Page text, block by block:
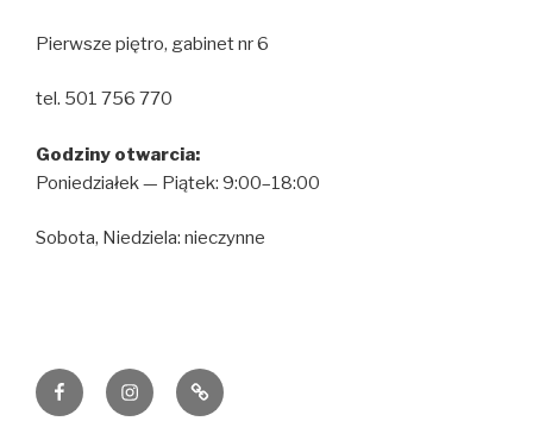
Pierwsze piętro, gabinet nr 6
tel. 501 756 770
Godziny otwarcia:
Poniedziałek — Piątek: 9:00–18:00
Sobota, Niedziela: nieczynne